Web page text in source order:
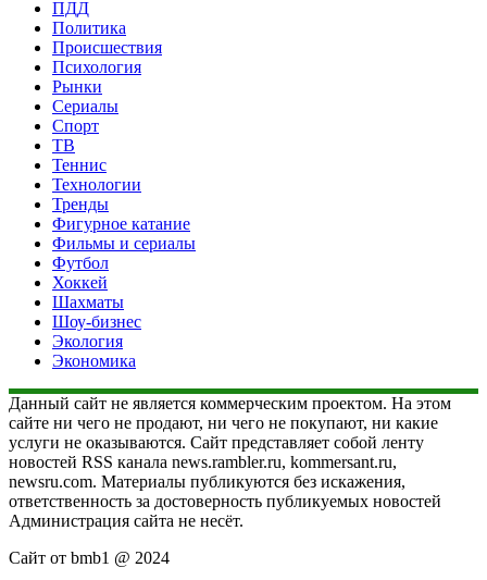
ПДД
Политика
Происшествия
Психология
Рынки
Сериалы
Спорт
ТВ
Теннис
Технологии
Тренды
Фигурное катание
Фильмы и сериалы
Футбол
Хоккей
Шахматы
Шоу-бизнес
Экология
Экономика
Данный сайт не является коммерческим проектом. На этом
сайте ни чего не продают, ни чего не покупают, ни какие
услуги не оказываются. Сайт представляет собой ленту
новостей RSS канала news.rambler.ru, kommersant.ru,
newsru.com. Материалы публикуются без искажения,
ответственность за достоверность публикуемых новостей
Администрация сайта не несёт.
Сайт от bmb1 @ 2024